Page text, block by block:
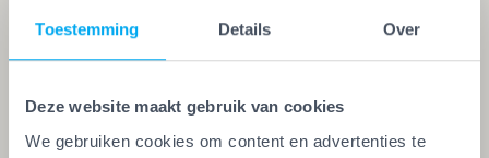
Toestemming Details Over
Deze website maakt gebruik van cookies
We gebruiken cookies om content en advertenties te
Een echte vakman of -vrouw herken je aan de
kwaliteitskeurmerk voor schilders, behangers,
glaszetters en onderhoudsbedrijven. Alleen wie